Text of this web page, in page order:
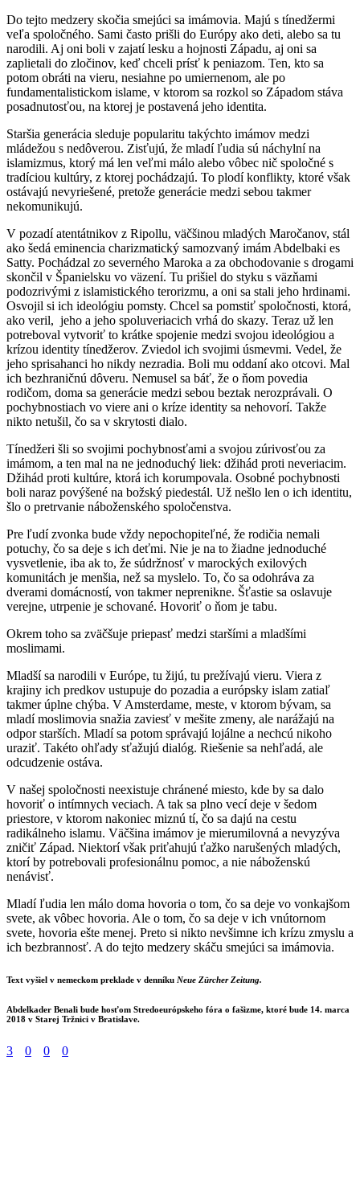
Do tejto medzery skočia smejúci sa imámovia. Majú s tínedžermi
veľa spoločného. Sami často prišli do Európy ako deti, alebo sa tu
narodili. Aj oni boli v zajatí lesku a hojnosti Západu, aj oni sa
zaplietali do zločinov, keď chceli prísť k peniazom. Ten, kto sa
potom obráti na vieru, nesiahne po umiernenom, ale po
fundamentalistickom islame, v ktorom sa rozkol so Západom stáva
posadnutosťou, na ktorej je postavená jeho identita.
Staršia generácia sleduje popularitu takýchto imámov medzi
mládežou s nedôverou. Zisťujú, že mladí ľudia sú náchylní na
islamizmus, ktorý má len veľmi málo alebo vôbec nič spoločné s
tradíciou kultúry, z ktorej pochádzajú. To plodí konflikty, ktoré však
ostávajú nevyriešené, pretože generácie medzi sebou takmer
nekomunikujú.
V pozadí atentátnikov z Ripollu, väčšinou mladých Maročanov, stál
ako šedá eminencia charizmatický samozvaný imám Abdelbaki es
Satty. Pochádzal zo severného Maroka a za obchodovanie s drogami
skončil v Španielsku vo väzení. Tu prišiel do styku s väzňami
podozrivými z islamistického terorizmu, a oni sa stali jeho hrdinami.
Osvojil si ich ideológiu pomsty. Chcel sa pomstiť spoločnosti, ktorá,
ako veril, jeho a jeho spoluveriacich vrhá do skazy. Teraz už len
potreboval vytvoriť to krátke spojenie medzi svojou ideológiou a
krízou identity tínedžerov. Zviedol ich svojimi úsmevmi. Vedel, že
jeho sprisahanci ho nikdy nezradia. Boli mu oddaní ako otcovi. Mal
ich bezhraničnú dôveru. Nemusel sa báť, že o ňom povedia
rodičom, doma sa generácie medzi sebou beztak nerozprávali. O
pochybnostiach vo viere ani o kríze identity sa nehovorí. Takže
nikto netušil, čo sa v skrytosti dialo.
Tínedžeri šli so svojimi pochybnosťami a svojou zúrivosťou za
imámom, a ten mal na ne jednoduchý liek: džihád proti neveriacim.
Džihád proti kultúre, ktorá ich korumpovala. Osobné pochybnosti
boli naraz povýšené na božský piedestál. Už nešlo len o ich identitu,
šlo o pretrvanie náboženského spoločenstva.
Pre ľudí zvonka bude vždy nepochopiteľné, že rodičia nemali
potuchy, čo sa deje s ich deťmi. Nie je na to žiadne jednoduché
vysvetlenie, iba ak to, že súdržnosť v marockých exilových
komunitách je menšia, než sa myslelo. To, čo sa odohráva za
dverami domácností, von takmer neprenikne. Šťastie sa oslavuje
verejne, utrpenie je schované. Hovoriť o ňom je tabu.
Okrem toho sa zväčšuje priepasť medzi staršími a mladšími
moslimami.
Mladší sa narodili v Európe, tu žijú, tu prežívajú vieru. Viera z
krajiny ich predkov ustupuje do pozadia a európsky islam zatiaľ
takmer úplne chýba. V Amsterdame, meste, v ktorom bývam, sa
mladí moslimovia snažia zaviesť v mešite zmeny, ale narážajú na
odpor starších. Mladí sa potom správajú lojálne a nechcú nikoho
uraziť. Takéto ohľady sťažujú dialóg. Riešenie sa nehľadá, ale
odcudzenie ostáva.
V našej spoločnosti neexistuje chránené miesto, kde by sa dalo
hovoriť o intímnych veciach. A tak sa plno vecí deje v šedom
priestore, v ktorom nakoniec miznú tí, čo sa dajú na cestu
radikálneho islamu. Väčšina imámov je mierumilovná a nevyzýva
zničiť Západ. Niektorí však priťahujú ťažko narušených mladých,
ktorí by potrebovali profesionálnu pomoc, a nie náboženskú
nenávisť.
Mladí ľudia len málo doma hovoria o tom, čo sa deje vo vonkajšom
svete, ak vôbec hovoria. Ale o tom, čo sa deje v ich vnútornom
svete, hovoria ešte menej. Preto si nikto nevšimne ich krízu zmyslu a
ich bezbrannosť. A do tejto medzery skáču smejúci sa imámovia.
Text vyšiel v nemeckom preklade v denníku Neue Zürcher Zeitung.
Abdelkader Benali bude hosťom Stredoeurópskeho fóra o fašizme, ktoré bude 14. marca
2018 v Starej Tržnici v Bratislave.
3 0 0 0